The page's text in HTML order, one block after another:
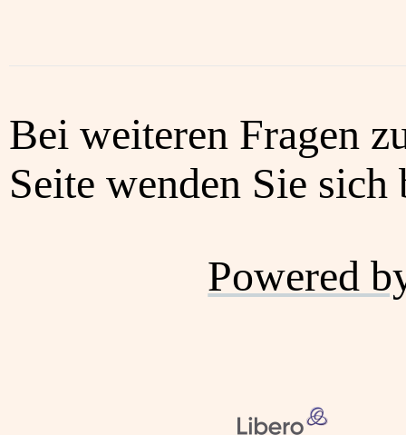
Bei weiteren Fragen
Seite wenden Sie
Powered